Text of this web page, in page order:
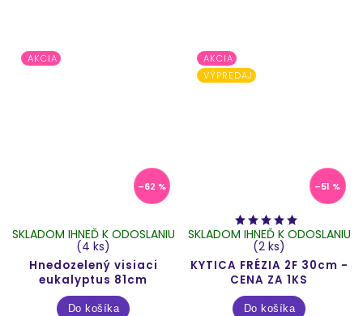
AKCIA
–62 %
Hnedozelený visiaci
eukalyptus 81cm
SKLADOM IHNEĎ K ODOSLANIU
(4 ks)
Do košíka
AKCIA
VÝPREDAJ
–51 %
KYTICA FRÉZIA 2F 30cm -
CENA ZA 1KS
SKLADOM IHNEĎ K ODOSLANIU
(2 ks)
Do košíka